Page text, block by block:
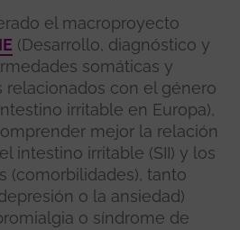
el macroproyecto
(Desarrollo, diagnóstico y
somáticas y
relacionados con el género
irritable en Europa),
mejor la relación
intestino irritable (SII) y los
(comorbilidades), tanto
o la ansiedad)
o síndrome de